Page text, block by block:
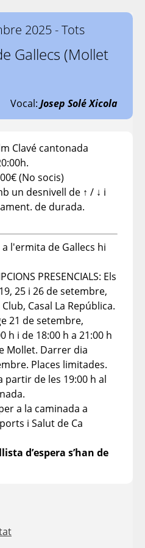
2025 - Tots
Gallecs (Mollet
Vocal: Josep Solé Xicola
Clavé cantonada
(No socis)
un desnivell de ↑ / ↓ i
de durada.
l'ermita de Gallecs hi
PRESENCIALS: Els
25 i 26 de setembre,
Casal La República.
21 de setembre,
h i de 18:00 h a 21:00 h
Mollet. Darrer dia
Places limitades.
partir de les 19:00 h al
a la caminada a
i Salut de Ca
d’espera s’han de